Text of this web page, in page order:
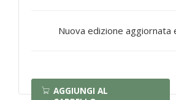
Nuova edizione aggiornata
AGGIUNGI AL